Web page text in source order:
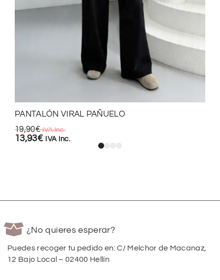
PANTALÓN VIRAL PAÑUELO
19,90€ IVA Inc.
13,93€ IVA Inc.
¿No quieres esperar?
Puedes recoger tu pedido en: C/ Melchor de Macanaz,
12 Bajo Local – 02400 Hellín